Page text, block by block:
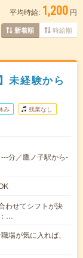
平均時給: 1,200 円
新着順 時給順
未経験から
み 残業なし
分／鷹ノ子駅から-
わせてシフトが決
…
が気に入れば、